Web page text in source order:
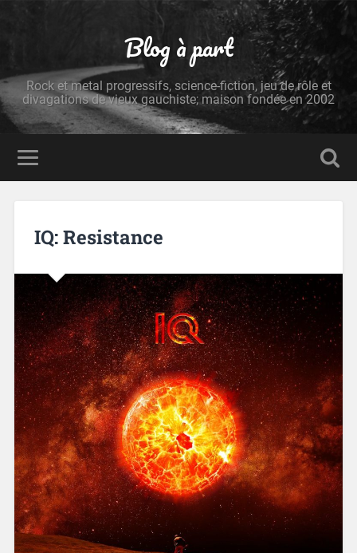
Blog à part
Rock et metal progressifs, science-fiction, jeu de rôle et
divagations de vieux gauchiste; maison fondée en 2002
IQ: Resistance